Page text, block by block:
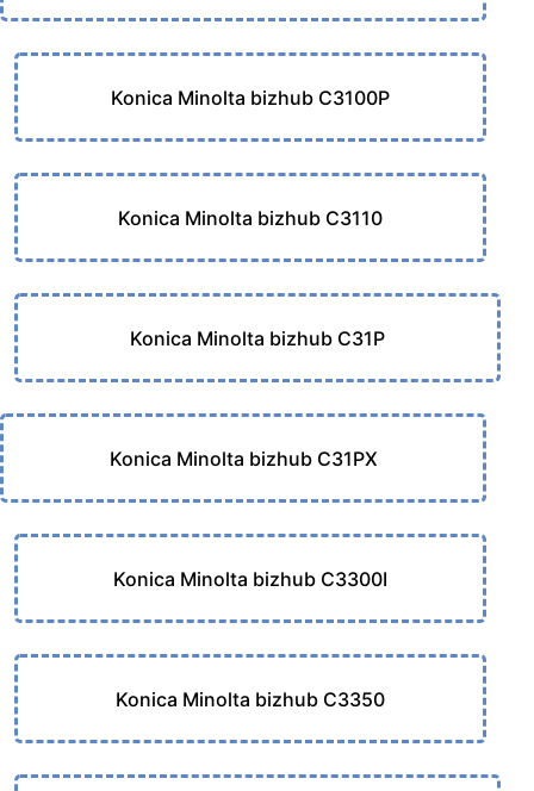
Konica Minolta bizhub C3100P
Konica Minolta bizhub C3110
Konica Minolta bizhub C31P
Konica Minolta bizhub C31PX
Konica Minolta bizhub C3300I
Konica Minolta bizhub C3350